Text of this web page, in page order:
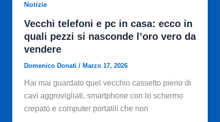
Notizie
Vecchi telefoni e pc in casa: ecco in
quali pezzi si nasconde l’oro vero da
vendere
Domenico Donati / Marzo 17, 2026
Hai mai guardato quel vecchio cassetto pieno di
cavi aggrovigliati, smartphone con lo schermo
crepato e computer portatili che non